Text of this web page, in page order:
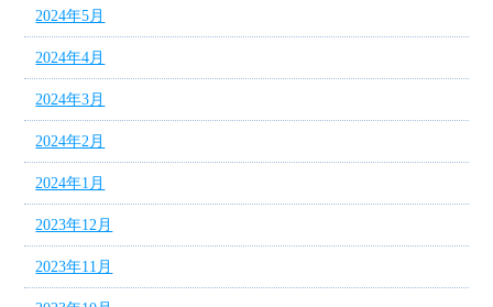
2024年5月
2024年4月
2024年3月
2024年2月
2024年1月
2023年12月
2023年11月